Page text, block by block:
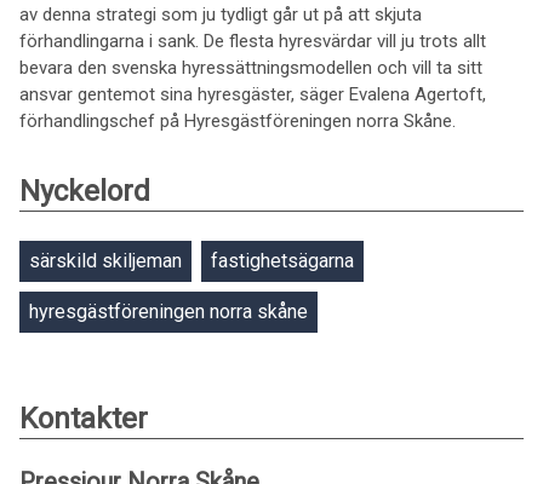
av denna strategi som ju tydligt går ut på att skjuta
förhandlingarna i sank. De flesta hyresvärdar vill ju trots allt
bevara den svenska hyressättningsmodellen och vill ta sitt
ansvar gentemot sina hyresgäster, säger Evalena Agertoft,
förhandlingschef på Hyresgästföreningen norra Skåne.
Nyckelord
särskild skiljeman fastighetsägarna
hyresgästföreningen norra skåne
Kontakter